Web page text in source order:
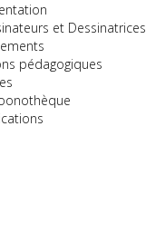
et Dessinatrices
pédagogiques